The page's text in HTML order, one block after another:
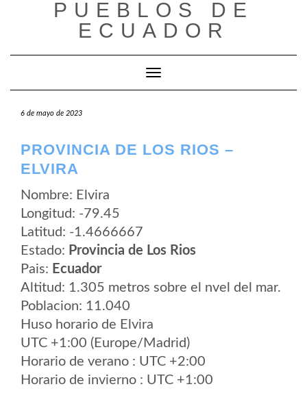
PUEBLOS DE
ECUADOR
Cambiar modo de navegación
6 de mayo de 2023
PROVINCIA DE LOS RIOS –
ELVIRA
Nombre: Elvira
Longitud: -79.45
Latitud: -1.4666667
Estado: Provincia de Los Rios
Pais: Ecuador
Altitud: 1.305 metros sobre el nvel del mar.
Poblacion: 11.040
Huso horario de Elvira
UTC +1:00 (Europe/Madrid)
Horario de verano : UTC +2:00
Horario de invierno : UTC +1:00